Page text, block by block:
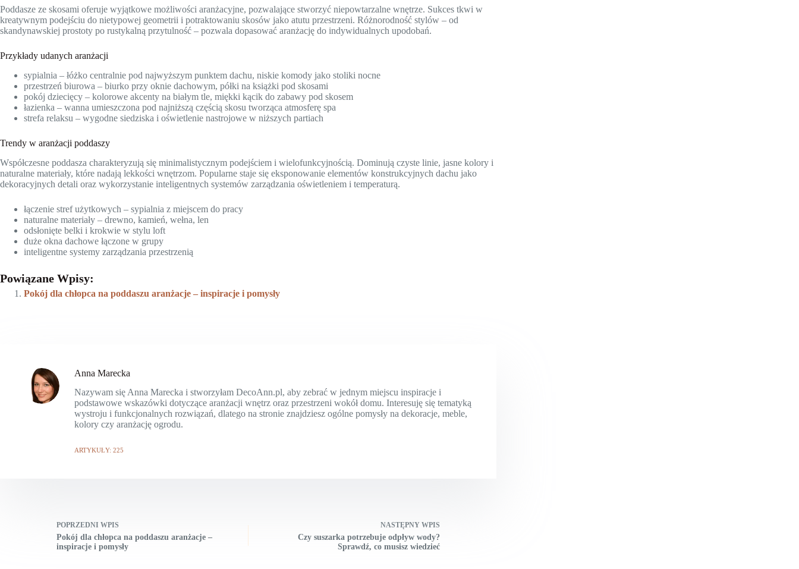
Poddasze ze skosami oferuje wyjątkowe możliwości aranżacyjne, pozwalające stworzyć niepowtarzalne wnętrze. Sukces tkwi w
kreatywnym podejściu do nietypowej geometrii i potraktowaniu skosów jako atutu przestrzeni. Różnorodność stylów – od
skandynawskiej prostoty po rustykalną przytulność – pozwala dopasować aranżację do indywidualnych upodobań.
Przykłady udanych aranżacji
sypialnia – łóżko centralnie pod najwyższym punktem dachu, niskie komody jako stoliki nocne
przestrzeń biurowa – biurko przy oknie dachowym, półki na książki pod skosami
pokój dziecięcy – kolorowe akcenty na białym tle, miękki kącik do zabawy pod skosem
łazienka – wanna umieszczona pod najniższą częścią skosu tworząca atmosferę spa
strefa relaksu – wygodne siedziska i oświetlenie nastrojowe w niższych partiach
Trendy w aranżacji poddaszy
Współczesne poddasza charakteryzują się minimalistycznym podejściem i wielofunkcyjnością. Dominują czyste linie, jasne kolory i
naturalne materiały, które nadają lekkości wnętrzom. Popularne staje się eksponowanie elementów konstrukcyjnych dachu jako
dekoracyjnych detali oraz wykorzystanie inteligentnych systemów zarządzania oświetleniem i temperaturą.
łączenie stref użytkowych – sypialnia z miejscem do pracy
naturalne materiały – drewno, kamień, wełna, len
odsłonięte belki i krokwie w stylu loft
duże okna dachowe łączone w grupy
inteligentne systemy zarządzania przestrzenią
Powiązane Wpisy:
Pokój dla chłopca na poddaszu aranżacje – inspiracje i pomysły
Anna Marecka
Nazywam się Anna Marecka i stworzyłam DecoAnn.pl, aby zebrać w jednym miejscu inspiracje i
podstawowe wskazówki dotyczące aranżacji wnętrz oraz przestrzeni wokół domu. Interesuję się tematyką
wystroju i funkcjonalnych rozwiązań, dlatego na stronie znajdziesz ogólne pomysły na dekoracje, meble,
kolory czy aranżację ogrodu.
ARTYKUŁY: 225
POPRZEDNI WPIS
Pokój dla chłopca na poddaszu aranżacje –
inspiracje i pomysły
NASTĘPNY WPIS
Czy suszarka potrzebuje odpływ wody?
Sprawdź, co musisz wiedzieć